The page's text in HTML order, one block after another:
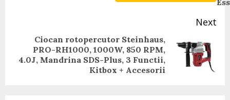
Next
Next
post:
Ciocan rotopercutor Steinhaus,
PRO-RH1000, 1000W, 850 RPM,
4.0J, Mandrina SDS-Plus, 3 Functii,
Kitbox + Accesorii